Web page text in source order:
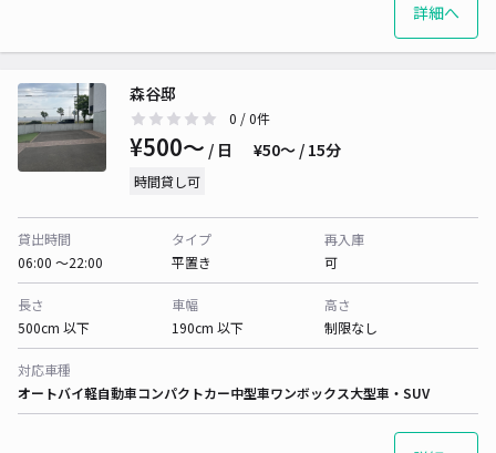
詳細へ
森谷邸
0 / 0件
¥500〜 / 日 ¥50〜 / 15分
時間貸し可
貸出時間
06:00 〜22:00
タイプ
平置き
再入庫
可
長さ
500cm 以下
車幅
190cm 以下
高さ
制限なし
対応車種
オートバイ軽自動車コンパクトカー中型車ワンボックス大型車・SUV